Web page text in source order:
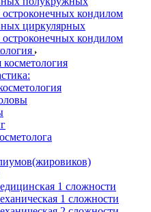
кондилом
циркулярных
кондилом
1 сложности
1 сложности